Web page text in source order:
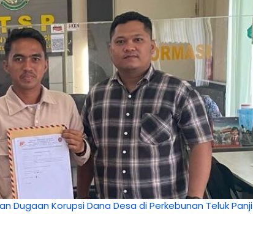
Dugaan Korupsi Dana Desa di Perkebunan Teluk Panji